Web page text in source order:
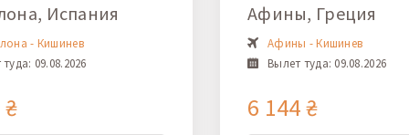
Испания
- Кишинев
09.08.2026
₴
Афины, Греция
Афины - Кишинев
Вылет туда: 09.08.2026
6 144 ₴